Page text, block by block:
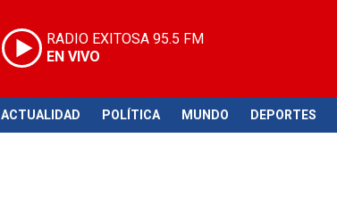
RADIO EXITOSA 95.5 FM
EN VIVO
ACTUALIDAD POLÍTICA MUNDO DEPORTES